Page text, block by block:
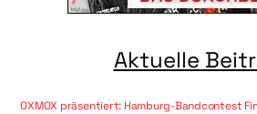
Aktuelle
OXMOX präsentiert: Hamburg-Bandcontest